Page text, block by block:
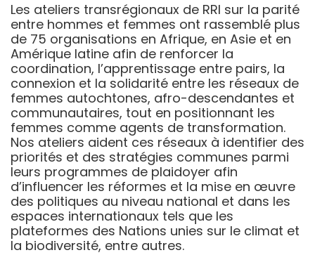
Les ateliers transrégionaux de RRI sur la parité
entre hommes et femmes ont rassemblé plus
de 75 organisations en Afrique, en Asie et en
Amérique latine afin de renforcer la
coordination, l’apprentissage entre pairs, la
connexion et la solidarité entre les réseaux de
femmes autochtones, afro-descendantes et
communautaires, tout en positionnant les
femmes comme agents de transformation.
Nos ateliers aident ces réseaux à identifier des
priorités et des stratégies communes parmi
leurs programmes de plaidoyer afin
d’influencer les réformes et la mise en œuvre
des politiques au niveau national et dans les
espaces internationaux tels que les
plateformes des Nations unies sur le climat et
la biodiversité, entre autres.